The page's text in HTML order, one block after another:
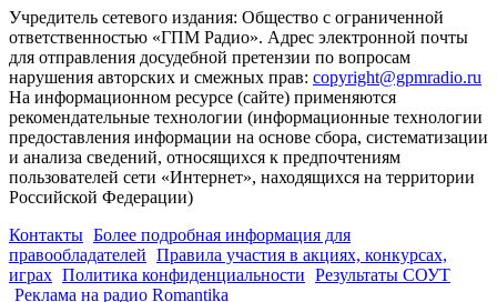
Учредитель сетевого издания: Общество с ограниченной
ответственностью «ГПМ Радио». Адрес электронной почты
для отправления досудебной претензии по вопросам
нарушения авторских и смежных прав: copyright@gpmradio.ru
На информационном ресурсе (сайте) применяются
рекомендательные технологии (информационные технологии
предоставления информации на основе сбора, систематизации
и анализа сведений, относящихся к предпочтениям
пользователей сети «Интернет», находящихся на территории
Российской Федерации)
Контакты Более подробная информация для
правообладателей Правила участия в акциях, конкурсах,
играх Политика конфиденциальности Результаты СОУТ
Реклама на радио Romantika